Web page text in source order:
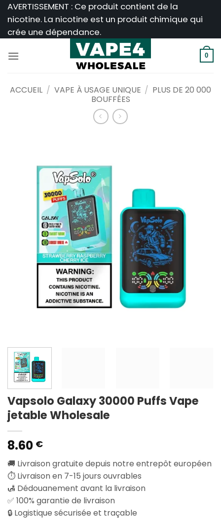
Passer
au
contenu
AVERTISSEMENT : Ce produit contient de la
nicotine. La nicotine est un produit chimique qui
crée une dépendance.
0
ACCUEIL / VAPE À USAGE UNIQUE / PLUS DE 20 000
BOUFFÉES
Vapsolo Galaxy 30000 Puffs Vape
jetable Wholesale
8.60 €
🚚 Livraison gratuite depuis notre entrepôt européen
⏱️ Livraison en 7-15 jours ouvrables
🛃 Dédouanement avant la livraison
✅ 100% garantie de livraison
🔒 Logistique sécurisée et traçable